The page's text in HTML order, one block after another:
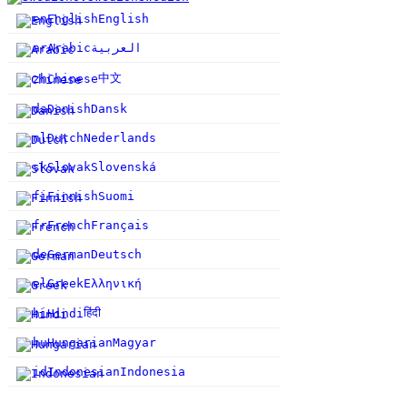
enEnglishEnglish
arArabicالعربية
zhChinese中文
daDanishDansk
nlDutchNederlands
skSlovakSlovenská
fiFinnishSuomi
frFrenchFrançais
deGermanDeutsch
elGreekΕλληνική
hiHindiहिंदी
huHungarianMagyar
idIndonesianIndonesia